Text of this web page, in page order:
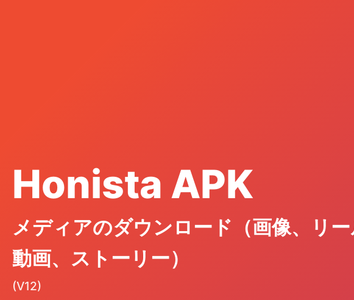
Honista APK
メディアのダウンロード（画像、リー
動画、ストーリー）
(V12)